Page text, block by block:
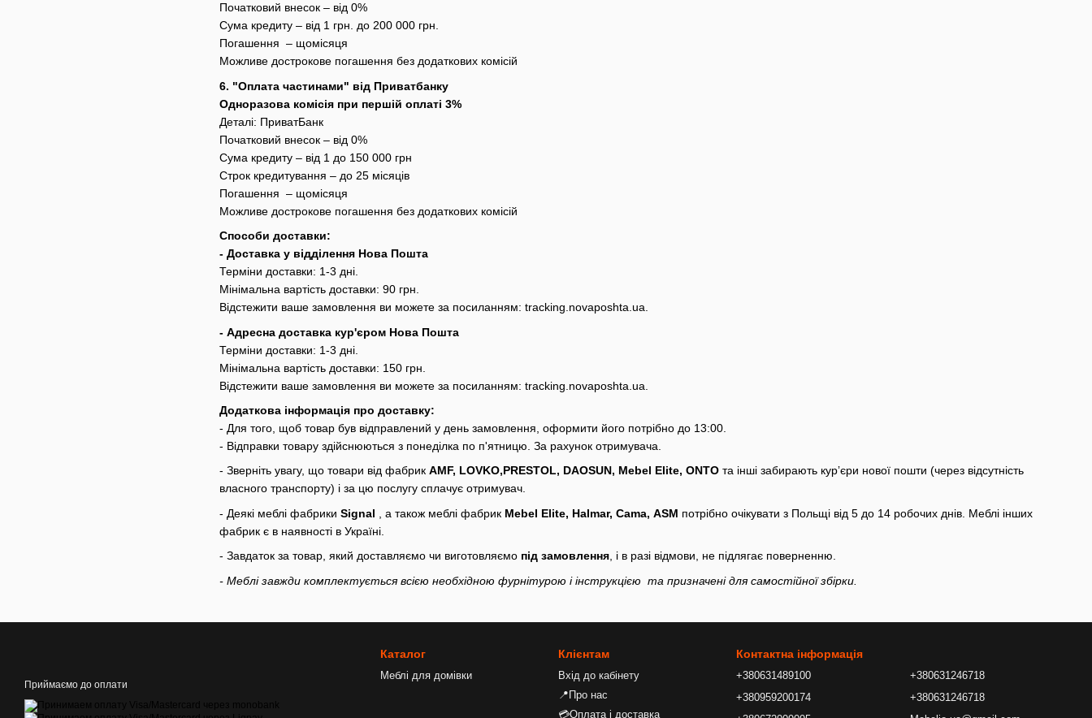
Початковий внесок – від 0%
Сума кредиту – від 1 грн. до 200 000 грн.
Погашення – щомісяця
Можливе дострокове погашення без додаткових комісій
6. "Оплата частинами" від Приватбанку
Одноразова комісія при першій оплаті 3%
Деталі: ПриватБанк
Початковий внесок – від 0%
Сума кредиту – від 1 до 150 000 грн
Строк кредитування – до 25 місяців
Погашення – щомісяця
Можливе дострокове погашення без додаткових комісій
Способи доставки:
- Доставка у відділення Нова Пошта
Терміни доставки: 1-3 дні.
Мінімальна вартість доставки: 90 грн.
Відстежити ваше замовлення ви можете за посиланням: tracking.novaposhta.ua.
- Адресна доставка кур'єром Нова Пошта
Терміни доставки: 1-3 дні.
Мінімальна вартість доставки: 150 грн.
Відстежити ваше замовлення ви можете за посиланням: tracking.novaposhta.ua.
Додаткова інформація про доставку:
- Для того, щоб товар був відправлений у день замовлення, оформити його потрібно до 13:00.
- Відправки товару здійснюються з понеділка по п'ятницю. За рахунок отримувача.
- Зверніть увагу, що товари від фабрик AMF, LOVKO,PRESTOL, DAOSUN, Mebel Elite, ONTO та інші забирають курʼєри нової пошти (через відсутність
власного транспорту) і за цю послугу сплачує отримувач.
- Деякі меблі фабрики Signal , а також меблі фабрик Mebel Elite, Halmar, Cama, ASM потрібно очікувати з Польщі від 5 до 14 робочих днів. Меблі інших
фабрик є в наявності в Україні.
- Завдаток за товар, який доставляємо чи виготовляємо під замовлення , і в разі відмови, не підлягає поверненню.
- Меблі завжди комплектується всією необхідною фурнітурою і інструкцією та призначені для самостійної збірки.
Приймаємо до оплати
Каталог
Меблі для домівки
Клієнтам
Вхід до кабінету
📍Про нас
💳Оплата і доставка
Контактна інформація
+380631489100
+380959200174
+380631246718
+380631246718